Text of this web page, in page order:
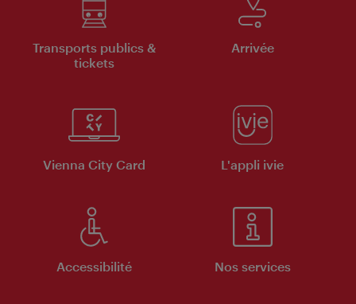
Transports publics &
tickets
Arrivée
Vienna City Card L'appli ivie
Accessibilité Nos services